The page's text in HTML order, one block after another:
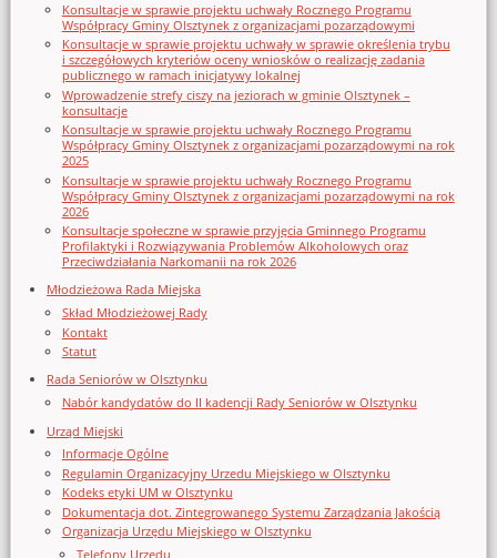
Konsultacje w sprawie projektu uchwały Rocznego Programu
Współpracy Gminy Olsztynek z organizacjami pozarządowymi
Konsultacje w sprawie projektu uchwały w sprawie określenia trybu
i szczegółowych kryteriów oceny wniosków o realizację zadania
publicznego w ramach inicjatywy lokalnej
Wprowadzenie strefy ciszy na jeziorach w gminie Olsztynek –
konsultacje
Konsultacje w sprawie projektu uchwały Rocznego Programu
Współpracy Gminy Olsztynek z organizacjami pozarządowymi na rok
2025
Konsultacje w sprawie projektu uchwały Rocznego Programu
Współpracy Gminy Olsztynek z organizacjami pozarządowymi na rok
2026
Konsultacje społeczne w sprawie przyjęcia Gminnego Programu
Profilaktyki i Rozwiązywania Problemów Alkoholowych oraz
Przeciwdziałania Narkomanii na rok 2026
Młodzieżowa Rada Miejska
Skład Młodzieżowej Rady
Kontakt
Statut
Rada Seniorów w Olsztynku
Nabór kandydatów do II kadencji Rady Seniorów w Olsztynku
Urząd Miejski
Informacje Ogólne
Regulamin Organizacyjny Urzedu Miejskiego w Olsztynku
Kodeks etyki UM w Olsztynku
Dokumentacja dot. Zintegrowanego Systemu Zarządzania Jakością
Organizacja Urzędu Miejskiego w Olsztynku
Telefony Urzędu